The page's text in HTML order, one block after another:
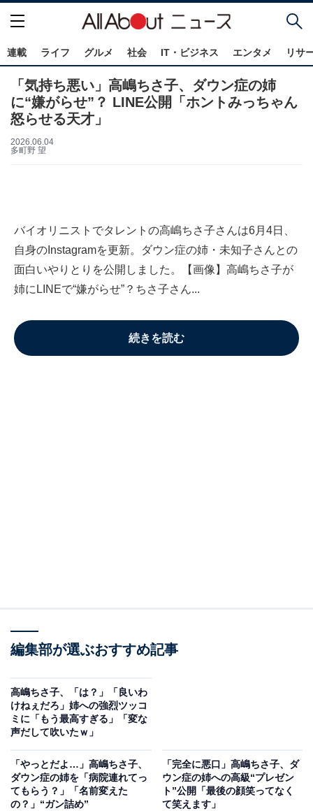
連載 ライフ グルメ 社会 IT・ビジネス エンタメ リサ
「気持ち悪い」高嶋ちさ子、ダウン症の姉
に“嫌がらせ”？ LINE公開「ホントみっちゃん
怒らせる天才」
2026.06.04
多町野 望
バイオリニストでタレントの高嶋ちさ子さんは6月4日、
自身のInstagramを更新。ダウン症の姉・未知子さんとの
面白いやりとりを公開しました。【画像】高嶋ちさ子が
姉にLINEで“嫌がらせ”？ちさ子さん...
続きを読む
編集部が選ぶおすすめ記事
高嶋ちさ子、「は？」「良いわ
けねぇだろ」姉への強烈ツッコ
ミに「もう最高すぎる」「変な
声だして吹いたｗ」
「やっとだよ…」高嶋ちさ子、
ダウン症の姉を「病院連れてっ
てもらう？」「名前変えた
の？」“ガン詰め”
「完全に悪口」高嶋ちさ子、ダ
ウン症の姉への高級“プレゼン
ト”公開「最後の顔笑ってなく
て笑えます」